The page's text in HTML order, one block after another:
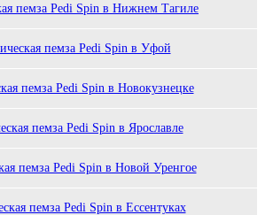
пемза Pedi Spin в Нижнем Тагиле
пемза Pedi Spin в Уфой
пемза Pedi Spin в Новокузнецке
пемза Pedi Spin в Ярославле
пемза Pedi Spin в Новой Уренгое
пемза Pedi Spin в Ессентуках